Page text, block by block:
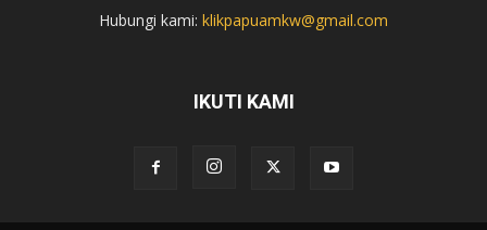
Hubungi kami: klikpapuamkw@gmail.com
IKUTI KAMI